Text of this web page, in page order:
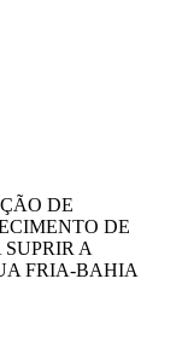
DE
DE
A
FRIA-BAHIA